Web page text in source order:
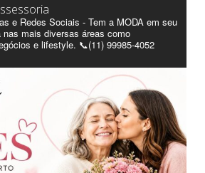
e Redes Sociais - Tem a MODA em seu
nas mais diversas áreas como
e lifestyle. 📞(11) 99985-4052